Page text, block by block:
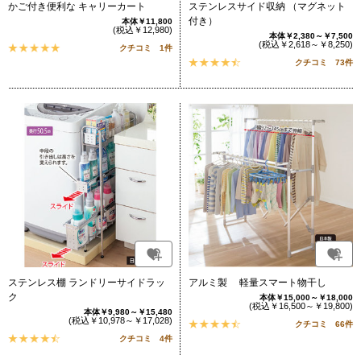
かご付き便利な キャリーカート
本体￥11,800
(税込￥12,980)
クチコミ 1件
ステンレスサイド収納 （マグネット
付き）
本体￥2,380～￥7,500
(税込￥2,618～￥8,250)
クチコミ 73件
ステンレス棚 ランドリーサイドラッ
ク
本体￥9,980～￥15,480
(税込￥10,978～￥17,028)
クチコミ 4件
アルミ製 軽量スマート物干し
本体￥15,000～￥18,000
(税込￥16,500～￥19,800)
クチコミ 66件